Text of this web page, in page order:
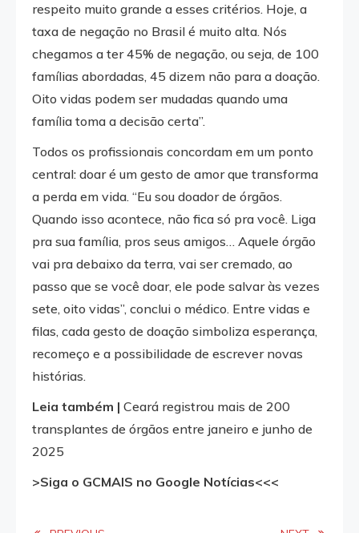
respeito muito grande a esses critérios. Hoje, a
taxa de negação no Brasil é muito alta. Nós
chegamos a ter 45% de negação, ou seja, de 100
famílias abordadas, 45 dizem não para a doação.
Oito vidas podem ser mudadas quando uma
família toma a decisão certa”.
Todos os profissionais concordam em um ponto
central: doar é um gesto de amor que transforma
a perda em vida. “Eu sou doador de órgãos.
Quando isso acontece, não fica só pra você. Liga
pra sua família, pros seus amigos… Aquele órgão
vai pra debaixo da terra, vai ser cremado, ao
passo que se você doar, ele pode salvar às vezes
sete, oito vidas”, conclui o médico. Entre vidas e
filas, cada gesto de doação simboliza esperança,
recomeço e a possibilidade de escrever novas
histórias.
Leia também | Ceará registrou mais de 200
transplantes de órgãos entre janeiro e junho de
2025
>Siga o GCMAIS no Google Notícias<<<